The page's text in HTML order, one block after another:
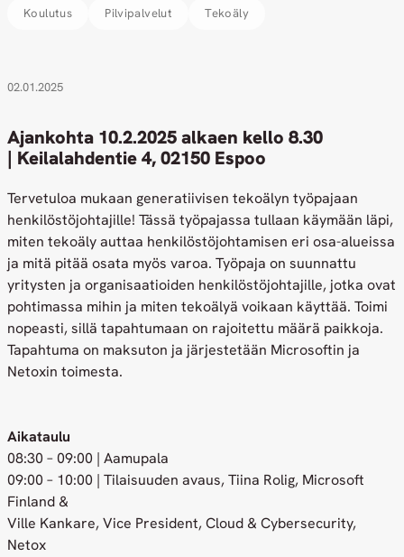
Koulutus Pilvipalvelut Tekoäly
02.01.2025
Ajankohta 10.2.2025 alkaen kello 8.30
| Keilalahdentie 4, 02150 Espoo
Tervetuloa mukaan generatiivisen tekoälyn työpajaan
henkilöstöjohtajille! Tässä työpajassa tullaan käymään läpi,
miten tekoäly auttaa henkilöstöjohtamisen eri osa-alueissa
ja mitä pitää osata myös varoa. Työpaja on suunnattu
yritysten ja organisaatioiden henkilöstöjohtajille, jotka ovat
pohtimassa mihin ja miten tekoälyä voikaan käyttää. Toimi
nopeasti, sillä tapahtumaan on rajoitettu määrä paikkoja.
Tapahtuma on maksuton ja järjestetään Microsoftin ja
Netoxin toimesta.
Aikataulu
08:30 – 09:00 | Aamupala
09:00 – 10:00 | Tilaisuuden avaus, Tiina Rolig, Microsoft
Finland &
Ville Kankare, Vice President, Cloud & Cybersecurity,
Netox